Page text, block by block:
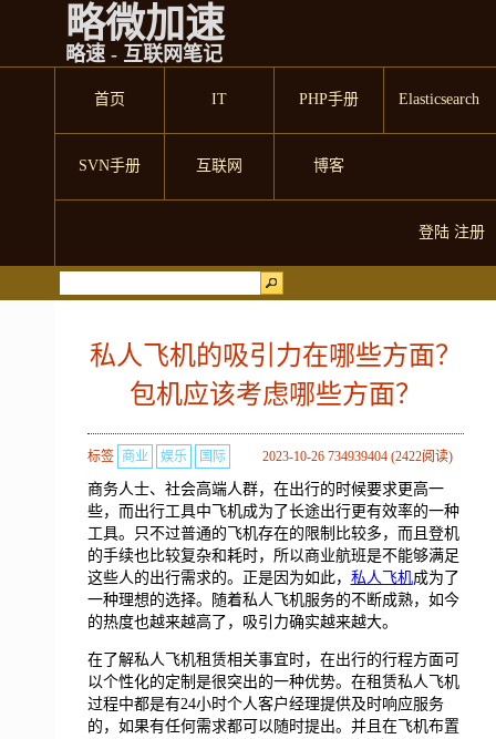
略微加速
略速 - 互联网笔记
首页 IT PHP手册 Elasticsearch
SVN手册 互联网 博客
登陆 注册
私人飞机的吸引力在哪些方面？
包机应该考虑哪些方面？
2023-10-26 734939404 (2422阅读)
标签 商业 娱乐 国际
商务人士、社会高端人群，在出行的时候要求更高一
些，而出行工具中飞机成为了长途出行更有效率的一种
工具。只不过普通的飞机存在的限制比较多，而且登机
的手续也比较复杂和耗时，所以商业航班是不能够满足
这些人的出行需求的。正是因为如此， 私人飞机成为了
一种理想的选择。随着私人飞机服务的不断成熟，如今
的热度也越来越高了，吸引力确实越来越大。
在了解私人飞机租赁相关事宜时，在出行的行程方面可
以个性化的定制是很突出的一种优势。在租赁私人飞机
过程中都是有24小时个人客户经理提供及时响应服务
的，如果有任何需求都可以随时提出。并且在飞机布置